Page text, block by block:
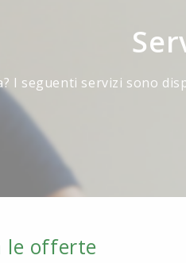
I seguenti servizi sono
le offerte